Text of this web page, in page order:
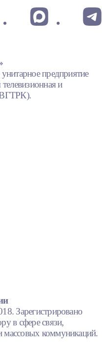
предприятие
телевизионная и
Зарегистрировано
в сфере связи,
коммуникаций.